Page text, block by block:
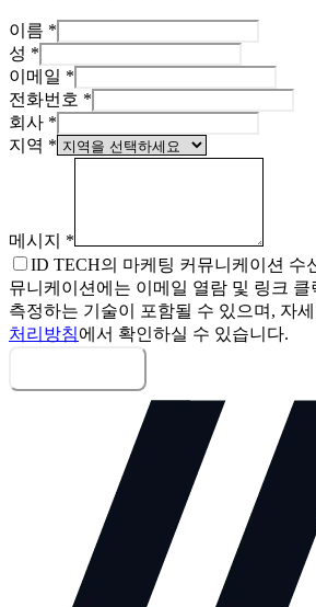
이름 *
성 *
이메일 *
전화번호 *
회사 *
지역 *
메시지
*
ID TECH의 마케팅 커뮤니케이션 수
뮤니케이션에는 이메일 열람 및 링크
측정하는 기술이 포함될 수 있으며, 자
처리방침에서 확인하실 수 있습니다.